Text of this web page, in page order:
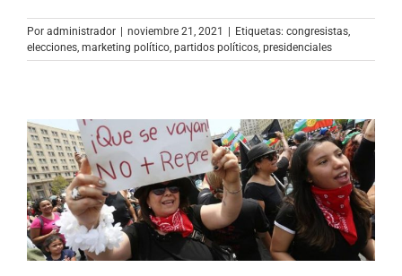
Por administrador noviembre 21, 2021 Etiquetas: congresistas,
elecciones, marketing político, partidos políticos, presidenciales